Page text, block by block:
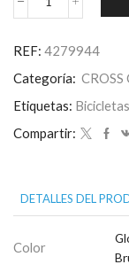
S-
8
EVO
AXS
cantidad
REF: 4279944
Categoría: CROSS
Etiquetas: Bicicletas
Compartir:
DETALLES DEL
Color